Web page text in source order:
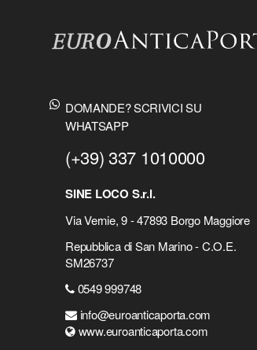
DOMANDE? SCRIVICI SU
WHATSAPP
(+39) 337 1010000
SINE LOCO S.r.l.
Via Vernie, 9 - 47893 Borgo Maggiore
Repubblica di San Marino - C.O.E.
SM26737
0549 999748
info@euroanticaporta.com
www.euroanticaporta.com